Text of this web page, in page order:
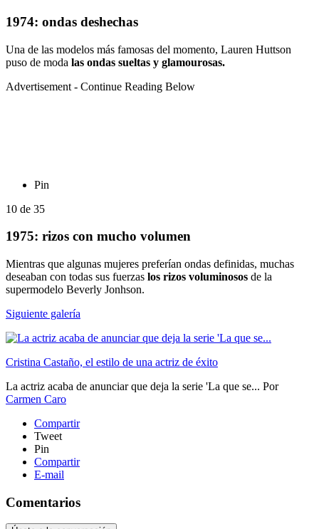
1974: ondas deshechas
Una de las modelos más famosas del momento, Lauren Huttson
puso de moda las ondas sueltas y glamourosas.
Advertisement - Continue Reading Below
Pin
10 de 35
1975: rizos con mucho volumen
Mientras que algunas mujeres preferían ondas definidas, muchas
deseaban con todas sus fuerzas los rizos voluminosos de la
supermodelo Beverly Jonhson.
Siguiente galería
Cristina Castaño, el estilo de una actriz de éxito
La actriz acaba de anunciar que deja la serie 'La que se... Por
Carmen Caro
Compartir
Tweet
Pin
Compartir
E-mail
Comentarios